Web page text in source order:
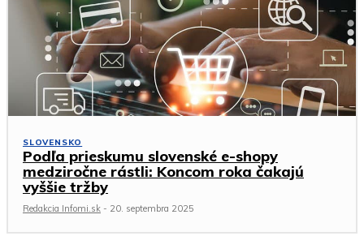
SLOVENSKO
Podľa prieskumu slovenské e-shopy
medziročne rástli: Koncom roka čakajú
vyššie tržby
Redakcia Infomi.sk - 20. septembra 2025